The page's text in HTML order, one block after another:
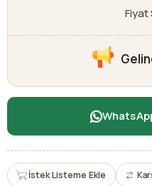
Fiyat
İstek Listeme Ekle